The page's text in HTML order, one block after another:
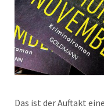
Das ist der Auftakt